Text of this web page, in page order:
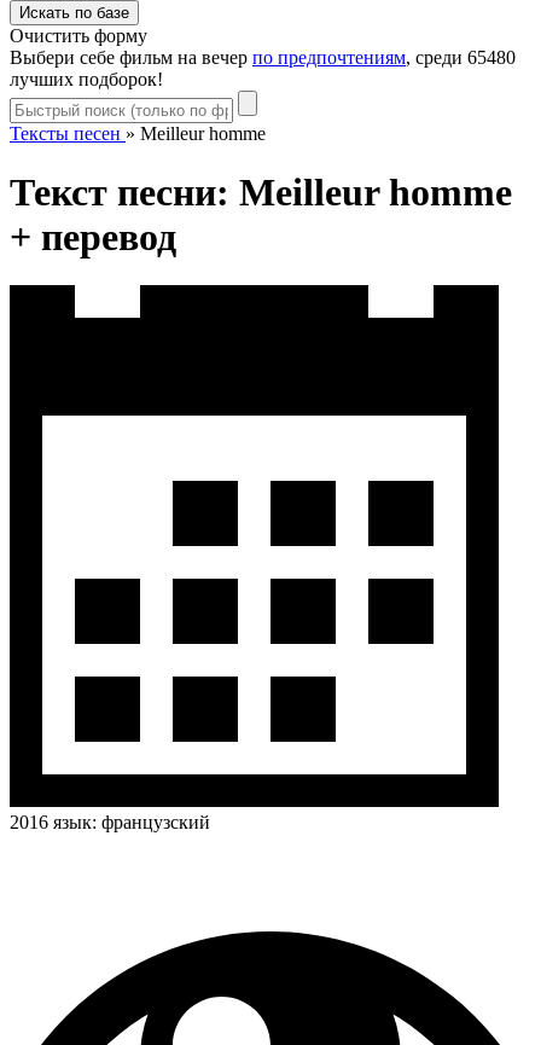
Очистить форму
Выбери себе фильм на вечер по предпочтениям, среди 65480
лучших подборок!
Тексты песен » Meilleur homme
Текст песни: Meilleur homme
+ перевод
2016 язык: французский